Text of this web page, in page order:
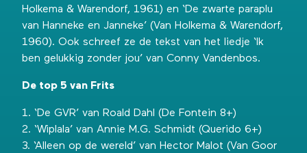
Holkema & Warendorf, 1961) en ‘De zwarte paraplu
van Hanneke en Janneke’ (Van Holkema & Warendorf,
1960). Ook schreef ze de tekst van het liedje ‘Ik
ben gelukkig zonder jou’ van Conny Vandenbos.
De top 5 van Frits
1. ‘De GVR’ van Roald Dahl (De Fontein 8+)
2. ‘Wiplala’ van Annie M.G. Schmidt (Querido 6+)
3. ‘Alleen op de wereld’ van Hector Malot (Van Goor